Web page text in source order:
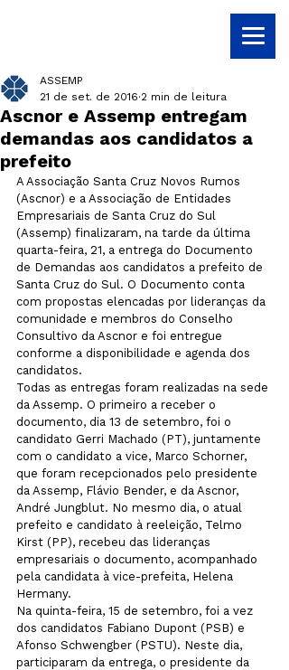
Ascnor e Assemp entregam
demandas aos candidatos a
prefeito
ASSEMP
21 de set. de 2016 2 min de leitura
A Associação Santa Cruz Novos Rumos
(Ascnor) e a Associação de Entidades
Empresariais de Santa Cruz do Sul
(Assemp) finalizaram, na tarde da última
quarta-feira, 21, a entrega do Documento
de Demandas aos candidatos a prefeito de
Santa Cruz do Sul. O Documento conta
com propostas elencadas por lideranças da
comunidade e membros do Conselho
Consultivo da Ascnor e foi entregue
conforme a disponibilidade e agenda dos
candidatos.
Todas as entregas foram realizadas na sede
da Assemp. O primeiro a receber o
documento, dia 13 de setembro, foi o
candidato Gerri Machado (PT), juntamente
com o candidato a vice, Marco Schorner,
que foram recepcionados pelo presidente
da Assemp, Flávio Bender, e da Ascnor,
André Jungblut. No mesmo dia, o atual
prefeito e candidato à reeleição, Telmo
Kirst (PP), recebeu das lideranças
empresariais o documento, acompanhado
pela candidata à vice-prefeita, Helena
Hermany.
Na quinta-feira, 15 de setembro, foi a vez
dos candidatos Fabiano Dupont (PSB) e
Afonso Schwengber (PSTU). Neste dia,
participaram da entrega, o presidente da